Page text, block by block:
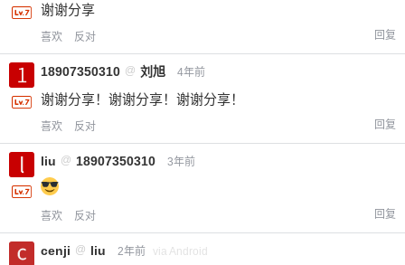
谢谢分享
喜欢 反对 回复
18907350310 @ 刘旭 4年前
谢谢分享！谢谢分享！谢谢分享！
喜欢 反对 回复
liu @ 18907350310 3年前
喜欢 反对 回复
cenji @ liu 2年前 via Android